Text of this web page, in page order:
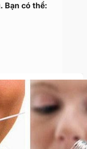
Bạn có thể: